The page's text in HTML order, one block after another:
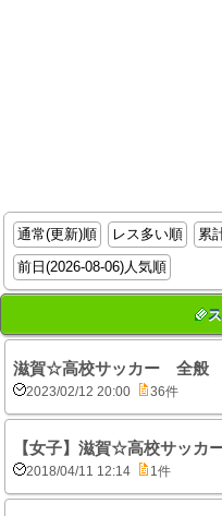
通常(更新)順 レス多い順 累
前日(2026-08-06)人気順
滋賀☆高校サッカー 全般
2023/02/12 20:00 36件
【女子】滋賀☆高校サッ
2018/04/11 12:14 1件